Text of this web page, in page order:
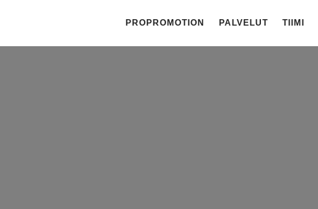
PROPROMOTION PALVELUT TIIMI